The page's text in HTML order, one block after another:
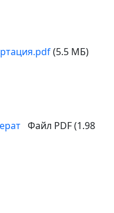
(5.5 МБ)
Файл PDF (1.98